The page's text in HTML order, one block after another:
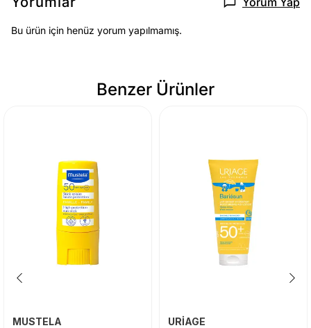
Bu ürün için henüz yorum yapılmamış.
Benzer Ürünler
MUSTELA URİAGE